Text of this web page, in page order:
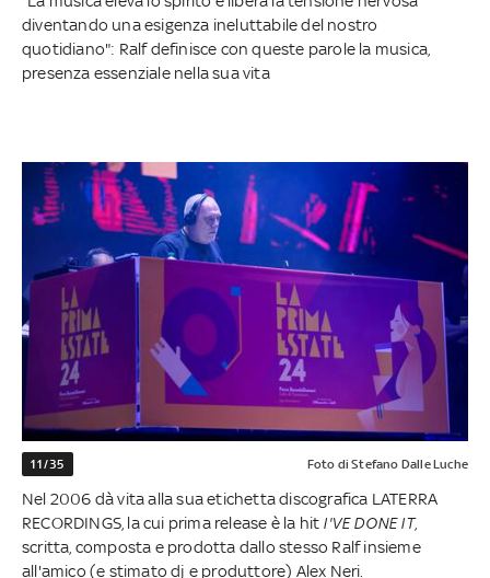
diventando una esigenza ineluttabile del nostro
quotidiano": Ralf definisce con queste parole la musica,
presenza essenziale nella sua vita
11/35 Foto di Stefano Dalle Luche
Nel 2006 dà vita alla sua etichetta discografica LATERRA
RECORDINGS, la cui prima release è la hit I'VE DONE IT,
scritta, composta e prodotta dallo stesso Ralf insieme
all'amico (e stimato dj e produttore) Alex Neri.